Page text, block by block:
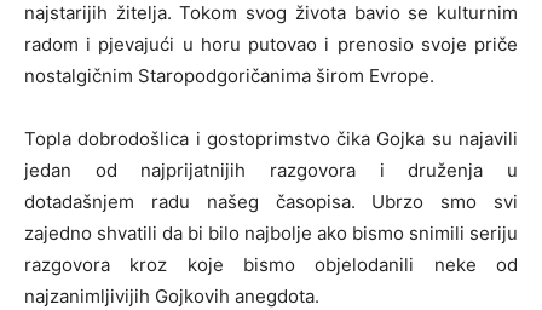
najstarijih žitelja. Tokom svog života bavio se kulturnim
radom i pjevajući u horu putovao i prenosio svoje priče
nostalgičnim Staropodgoričanima širom Evrope.
Topla dobrodošlica i gostoprimstvo čika Gojka su najavili
jedan od najprijatnijih razgovora i druženja u
dotadašnjem radu našeg časopisa. Ubrzo smo svi
zajedno shvatili da bi bilo najbolje ako bismo snimili seriju
razgovora kroz koje bismo objelodanili neke od
najzanimljivijih Gojkovih anegdota.